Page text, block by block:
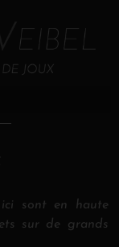
ici sont en haute
sur de grands